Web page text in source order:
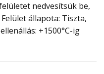
nedvesítsük be,
Felület állapota: Tiszta,
+1500°C-ig